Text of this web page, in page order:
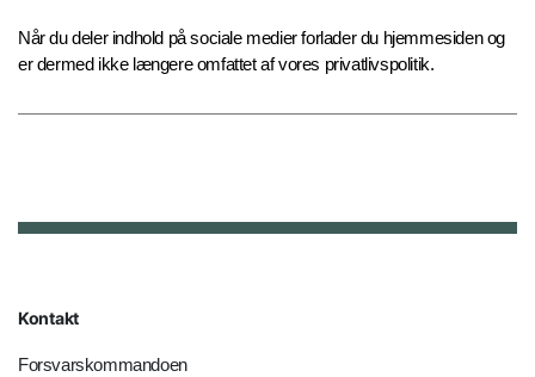
Når du deler indhold på sociale medier forlader du hjemmesiden og
er dermed ikke længere omfattet af vores privatlivspolitik.
Kontakt
Forsvarskommandoen